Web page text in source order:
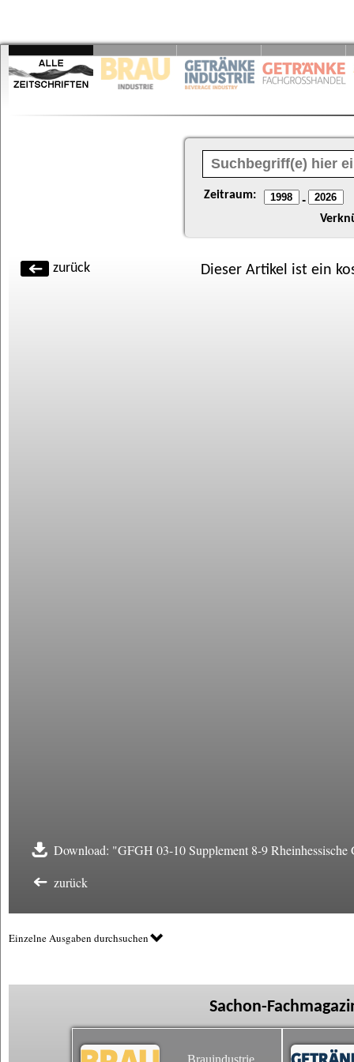
Zeitraum: -
zurück Dieser Artikel ist ein
Download: "GFGH 03-10 Supplement 8-9 Rheinhessische
zurück
Einzelne Ausgaben durchsuchen
Sachon-
Brauindustrie